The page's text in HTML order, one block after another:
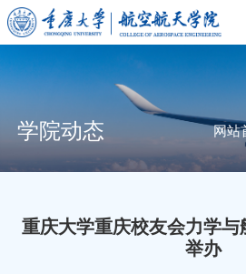
学院动态 网站
重庆大学重庆校友会力学
举办